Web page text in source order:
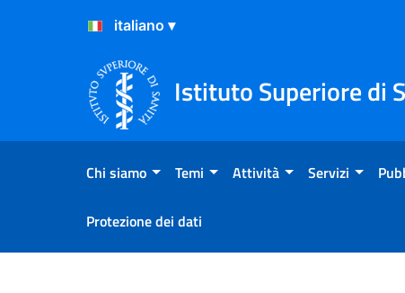
Salta al Contenuto
Salta al Footer
Istituto Superiore di
Chi siamo Temi Attività Servizi
Protezione dei dati